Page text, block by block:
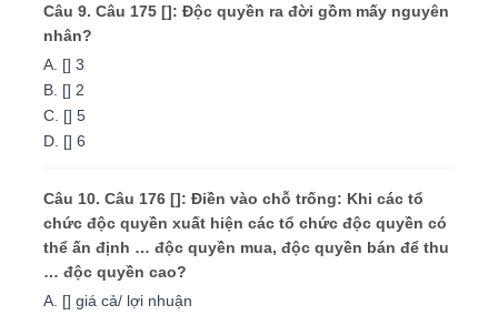
Câu 9. Câu 175 []: Độc quyền ra đời gồm mấy nguyên
nhân?
A. [] 3
B. [] 2
C. [] 5
D. [] 6
Câu 10. Câu 176 []: Điền vào chỗ trống: Khi các tổ
chức độc quyền xuất hiện các tổ chức độc quyền có
thể ấn định … độc quyền mua, độc quyền bán để thu
… độc quyền cao?
A. [] giá cả/ lợi nhuận